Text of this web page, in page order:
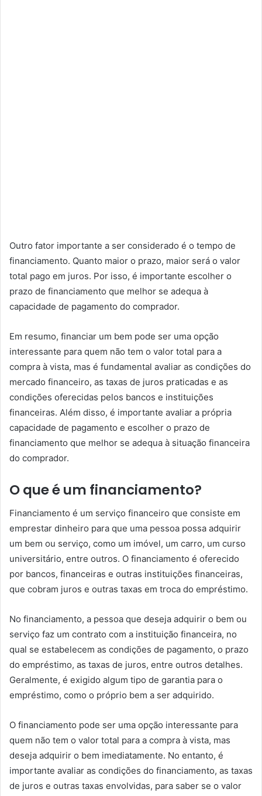
Outro fator importante a ser considerado é o tempo de
financiamento. Quanto maior o prazo, maior será o valor
total pago em juros. Por isso, é importante escolher o
prazo de financiamento que melhor se adequa à
capacidade de pagamento do comprador.
Em resumo, financiar um bem pode ser uma opção
interessante para quem não tem o valor total para a
compra à vista, mas é fundamental avaliar as condições do
mercado financeiro, as taxas de juros praticadas e as
condições oferecidas pelos bancos e instituições
financeiras. Além disso, é importante avaliar a própria
capacidade de pagamento e escolher o prazo de
financiamento que melhor se adequa à situação financeira
do comprador.
O que é um financiamento?
Financiamento é um serviço financeiro que consiste em
emprestar dinheiro para que uma pessoa possa adquirir
um bem ou serviço, como um imóvel, um carro, um curso
universitário, entre outros. O financiamento é oferecido
por bancos, financeiras e outras instituições financeiras,
que cobram juros e outras taxas em troca do empréstimo.
No financiamento, a pessoa que deseja adquirir o bem ou
serviço faz um contrato com a instituição financeira, no
qual se estabelecem as condições de pagamento, o prazo
do empréstimo, as taxas de juros, entre outros detalhes.
Geralmente, é exigido algum tipo de garantia para o
empréstimo, como o próprio bem a ser adquirido.
O financiamento pode ser uma opção interessante para
quem não tem o valor total para a compra à vista, mas
deseja adquirir o bem imediatamente. No entanto, é
importante avaliar as condições do financiamento, as taxas
de juros e outras taxas envolvidas, para saber se o valor